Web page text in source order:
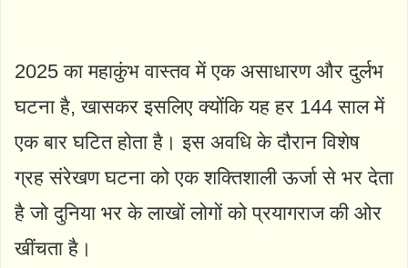
2025 का महाकुंभ वास्तव में एक असाधारण और दुर्लभ
घटना है, खासकर इसलिए क्योंकि यह हर 144 साल में
एक बार घटित होता है। इस अवधि के दौरान विशेष
ग्रह संरेखण घटना को एक शक्तिशाली ऊर्जा से भर देता
है जो दुनिया भर के लाखों लोगों को प्रयागराज की ओर
खींचता है।